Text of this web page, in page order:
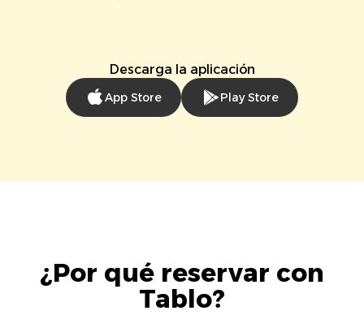
Descarga la aplicación
App Store Play Store
¿Por qué reservar con
Tablo?